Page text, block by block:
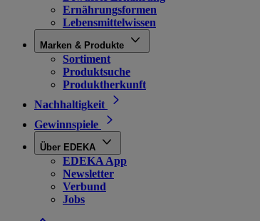
Ernährungsformen
Lebensmittelwissen
Marken & Produkte
Sortiment
Produktsuche
Produktherkunft
Nachhaltigkeit
Gewinnspiele
Über EDEKA
EDEKA App
Newsletter
Verbund
Jobs